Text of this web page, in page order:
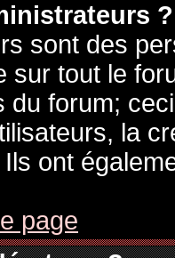
?
sont des
sur tout le
du forum;
la
ont
page